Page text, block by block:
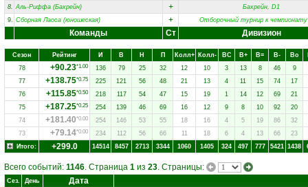
8. Аль-Риффа (Бахрейн) +
Бахрейн, D1
9. Сборная Лаоса (юношеская) + Отборочный турнир к чемпионату
Команды Ст Дивизион
Сезон Рейтинг И В Н П Колл+ Колл- ВC В+ В= В- Вo
78
+90.23*1.00 136 79 25 32 12 10 3 13 8 46
9
77
+138.75*0.75 225 121 56 48 21 13 4 11 15 74
17
76
+115.85*0.50 218 117 54 47 15 19 1 14 12 69
21
75
+187.25*0.25 254 139 46 69 16 12 9 8 10 92
20
74
+181.40*0.00 254 146 53 55 18 16 4 5 19 86
32
73
+79.14*0.00 234 112 56 66 11 18 6 4 13 66
23
Итого:
+299.0 14514 8457 2713 3344 1060 1405 324 497 777 5421 1438
Всего событий: 1146. Страница 1 из 23. Страницы:
Сез. День Дата